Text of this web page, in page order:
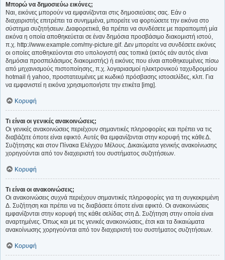
Μπορώ να δημοσιεύω εικόνες;
Ναι, εικόνες μπορούν να εμφανίζονται στις δημοσιεύσεις σας. Εάν ο
διαχειριστής επιτρέπει τα συνημμένα, μπορείτε να φορτώσετε την εικόνα στο
σύστημα συζητήσεων. Διαφορετικά, θα πρέπει να συνδέσετε με παραπομπή μία
εικόνα η οποία αποθηκεύεται σε έναν δημόσια προσβάσιμο διακομιστή ιστού,
π.χ. http://www.example.com/my-picture.gif. Δεν μπορείτε να συνδέσετε εικόνες
οι οποίες αποθηκεύονται στο υπολογιστή σας τοπικά (εκτός εάν αυτός είναι
δημόσια προσπελάσιμος διακομιστής) ή εικόνες που είναι αποθηκευμένες πίσω
από μηχανισμούς πιστοποίησης, π.χ. λογαριασμοί ηλεκτρονικού ταχυδρομείου
hotmail ή yahoo, προστατευμένες με κωδικό πρόσβασης ιστοσελίδες, κλπ. Για
να εμφανιστεί η εικόνα χρησιμοποιήστε την ετικέτα [img].
Κορυφή
Τι είναι οι γενικές ανακοινώσεις;
Οι γενικές ανακοινώσεις περιέχουν σημαντικές πληροφορίες και πρέπει να τις
διαβάζετε όποτε είναι εφικτό. Αυτές θα εμφανίζονται στην κορυφή της κάθε Δ.
Συζήτησης και στον Πίνακα Ελέγχου Μέλους. Δικαιώματα γενικής ανακοίνωσης
χορηγούνται από τον διαχειριστή του συστήματος συζητήσεων.
Κορυφή
Τι είναι οι ανακοινώσεις;
Οι ανακοινώσεις συχνά περιέχουν σημαντικές πληροφορίες για τη συγκεκριμένη
Δ. Συζήτηση και πρέπει να τις διαβάσετε όποτε είναι εφικτό. Οι ανακοινώσεις
εμφανίζονται στην κορυφή της κάθε σελίδας στη Δ. Συζήτηση στην οποία είναι
αναρτημένες. Όπως και με τις γενικές ανακοινώσεις, έτσι και τα δικαιώματα
ανακοίνωσης χορηγούνται από τον διαχειριστή του συστήματος συζητήσεων.
Κορυφή